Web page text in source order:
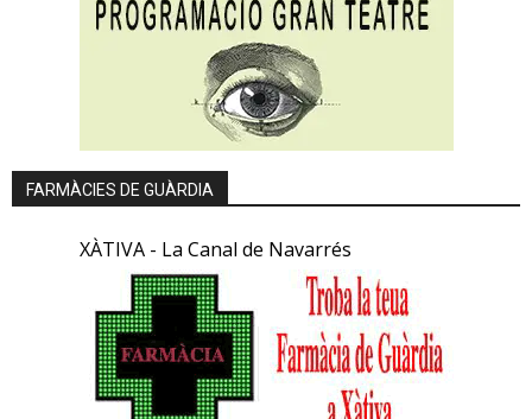
FARMÀCIES DE GUÀRDIA
XÀTIVA - La Canal de Navarrés